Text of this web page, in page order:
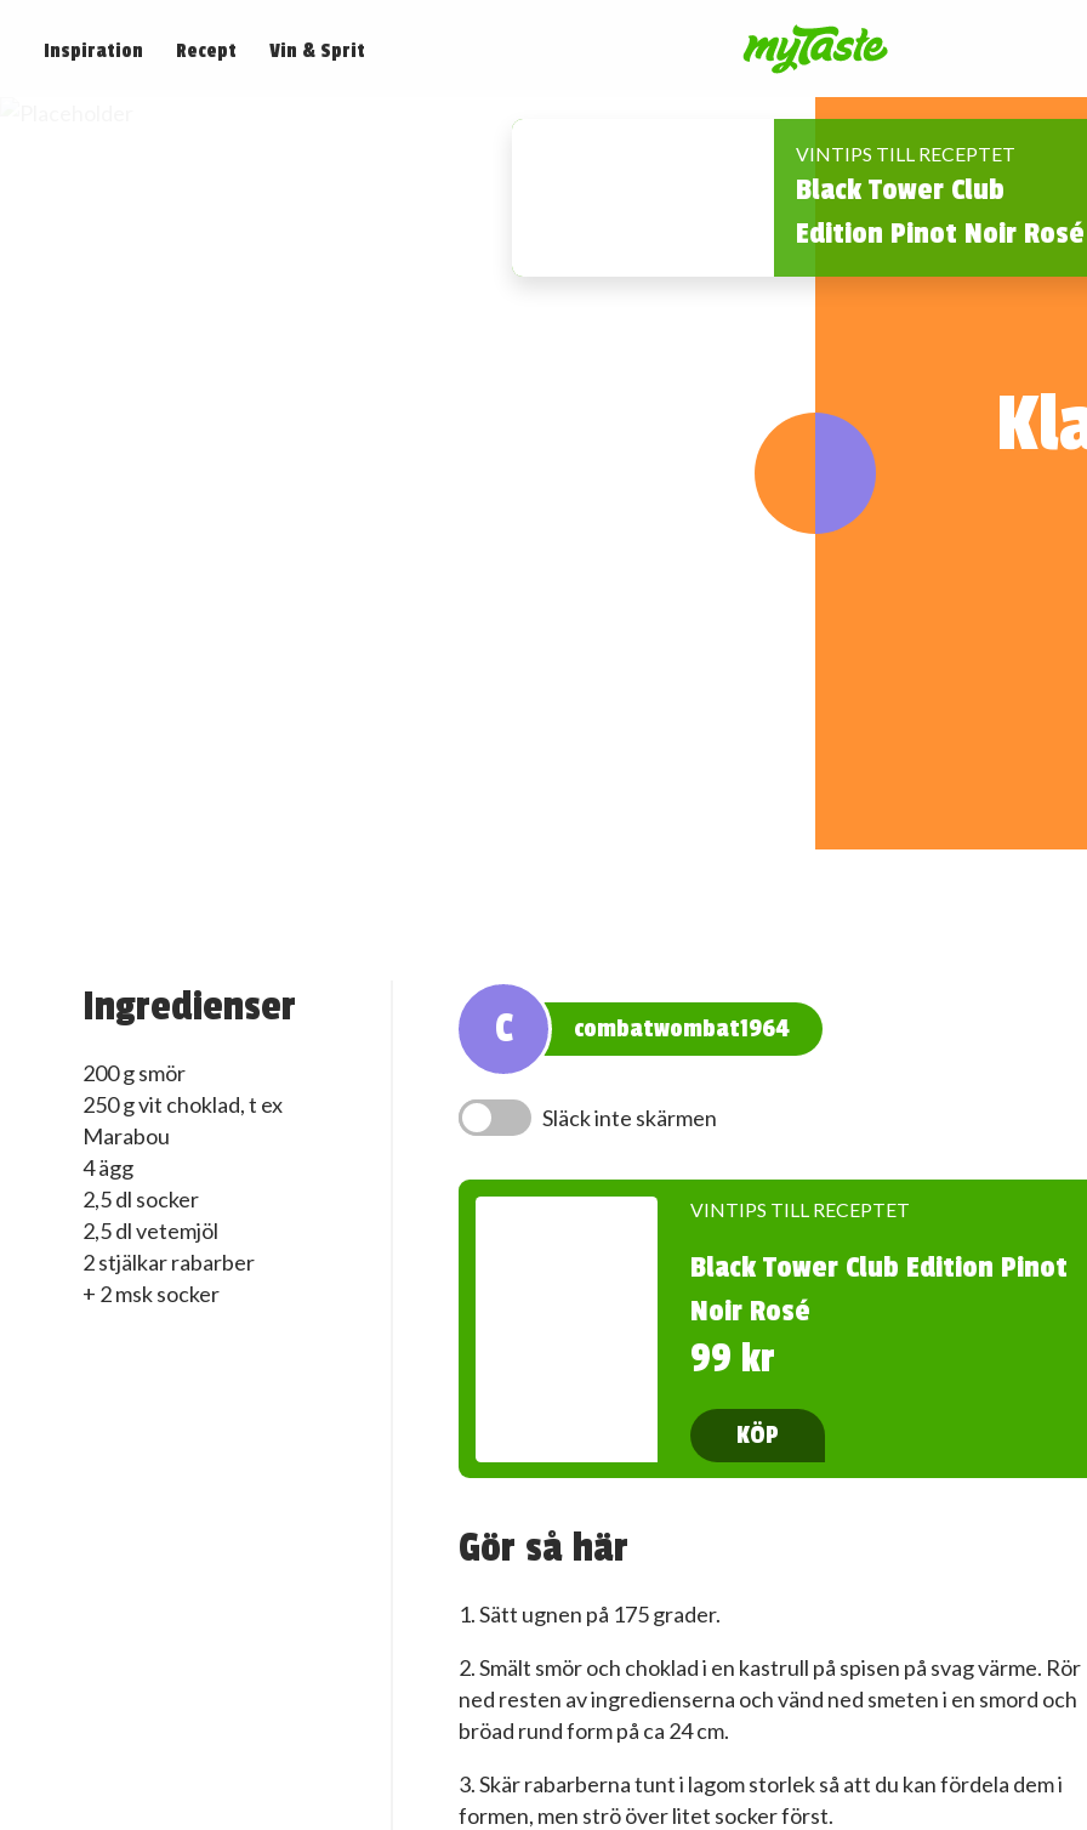
Inspiration Recept Vin & Sprit
VINTIPS TILL RECEPTET
Black Tower Club
Edition Pinot Noir Rosé
Ingredienser
200 g smör
250 g vit choklad, t ex
Marabou
4 ägg
2,5 dl socker
2,5 dl vetemjöl
2 stjälkar rabarber
+ 2 msk socker
C combatwombat1964
Släck inte skärmen
VINTIPS TILL RECEPTET
Black Tower Club Edition Pinot
Noir Rosé
99 kr
KÖP
Gör så här
1. Sätt ugnen på 175 grader.
2. Smält smör och choklad i en kastrull på spisen på svag värme. Rör
ned resten av ingredienserna och vänd ned smeten i en smord och
bröad rund form på ca 24 cm.
3. Skär rabarberna tunt i lagom storlek så att du kan fördela dem i
formen, men strö över litet socker först.